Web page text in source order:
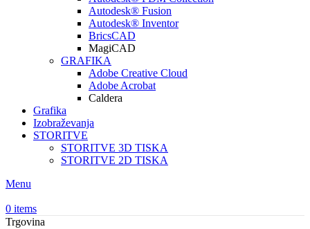
Autodesk® Fusion
Autodesk® Inventor
BricsCAD
MagiCAD
GRAFIKA
Adobe Creative Cloud
Adobe Acrobat
Caldera
Grafika
Izobraževanja
STORITVE
STORITVE 3D TISKA
STORITVE 2D TISKA
Menu
0 items
Trgovina